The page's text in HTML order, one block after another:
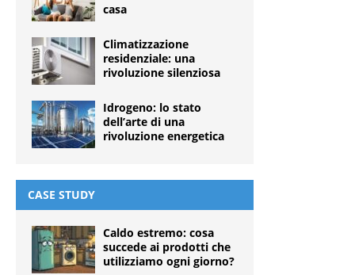
casa
Climatizzazione
residenziale: una
rivoluzione silenziosa
Idrogeno: lo stato
dell’arte di una
rivoluzione energetica
CASE STUDY
Caldo estremo: cosa
succede ai prodotti che
utilizziamo ogni giorno?